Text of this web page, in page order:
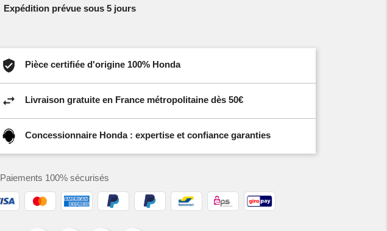
Expédition prévue sous 5 jours
Pièce certifiée d'origine 100% Honda
Livraison gratuite en France métropolitaine dès 50€
Concessionnaire Honda : expertise et confiance garanties
Paiements 100% sécurisés